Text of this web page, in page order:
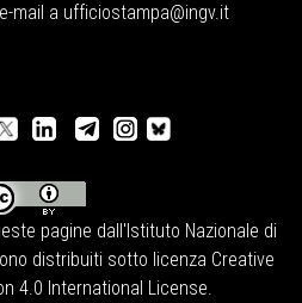
mail a ufficiostampa@ingv.it
pagine dall' Istituto Nazionale di
distribuiti sotto licenza Creative
4.0 International License.